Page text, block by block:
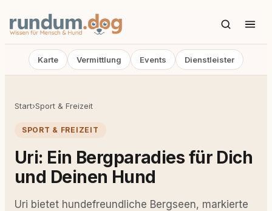
Karte Vermittlung Events Dienstleister
Start›Sport & Freizeit
SPORT & FREIZEIT
Uri: Ein Bergparadies für Dich
und Deinen Hund
Uri bietet hundefreundliche Bergseen, markierte